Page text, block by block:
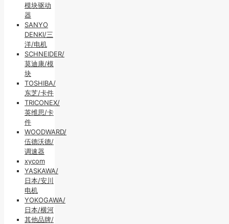
模块驱动
器
SANYO
DENKI/三
洋/电机
SCHNEIDER/
莫迪康/模
块
TOSHIBA/
东芝/卡件
TRICONEX/
英维思/卡
件
WOODWARD/
伍德沃德/
调速器
xycom
YASKAWA/
日本/安川
电机
YOKOGAWA/
日本/横河
其他品牌/